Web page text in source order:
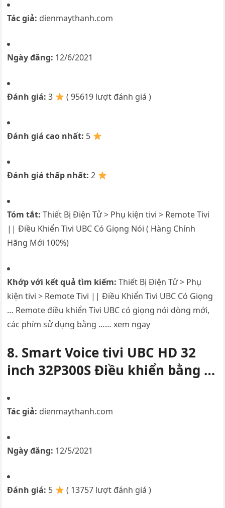
Tác giả: dienmaythanh.com
Ngày đăng: 12/6/2021
Đánh giá:3 ( 95619 lượt đánh giá )
Đánh giá cao nhất: 5
Đánh giá thấp nhất:2
Tóm tắt:Thiết Bị Điện Tử > Phụ kiện tivi > Remote Tivi
|| Điều Khiển Tivi UBC Có Giọng Nói ( Hàng Chính
Hãng Mới 100%)
Khớp với kết quả tìm kiếm:Thiết Bị Điện Tử > Phụ
kiện tivi > Remote Tivi || Điều Khiển Tivi UBC Có Giọng
… Remote điều khiển Tivi UBC có giọng nói dòng mới,
các phím sử dụng bằng …… xem ngay
8. Smart Voice tivi UBC HD 32
inch 32P300S Điều khiển bằng …
Tác giả: dienmaythanh.com
Ngày đăng: 12/5/2021
Đánh giá: 5 ( 13757 lượt đánh giá )